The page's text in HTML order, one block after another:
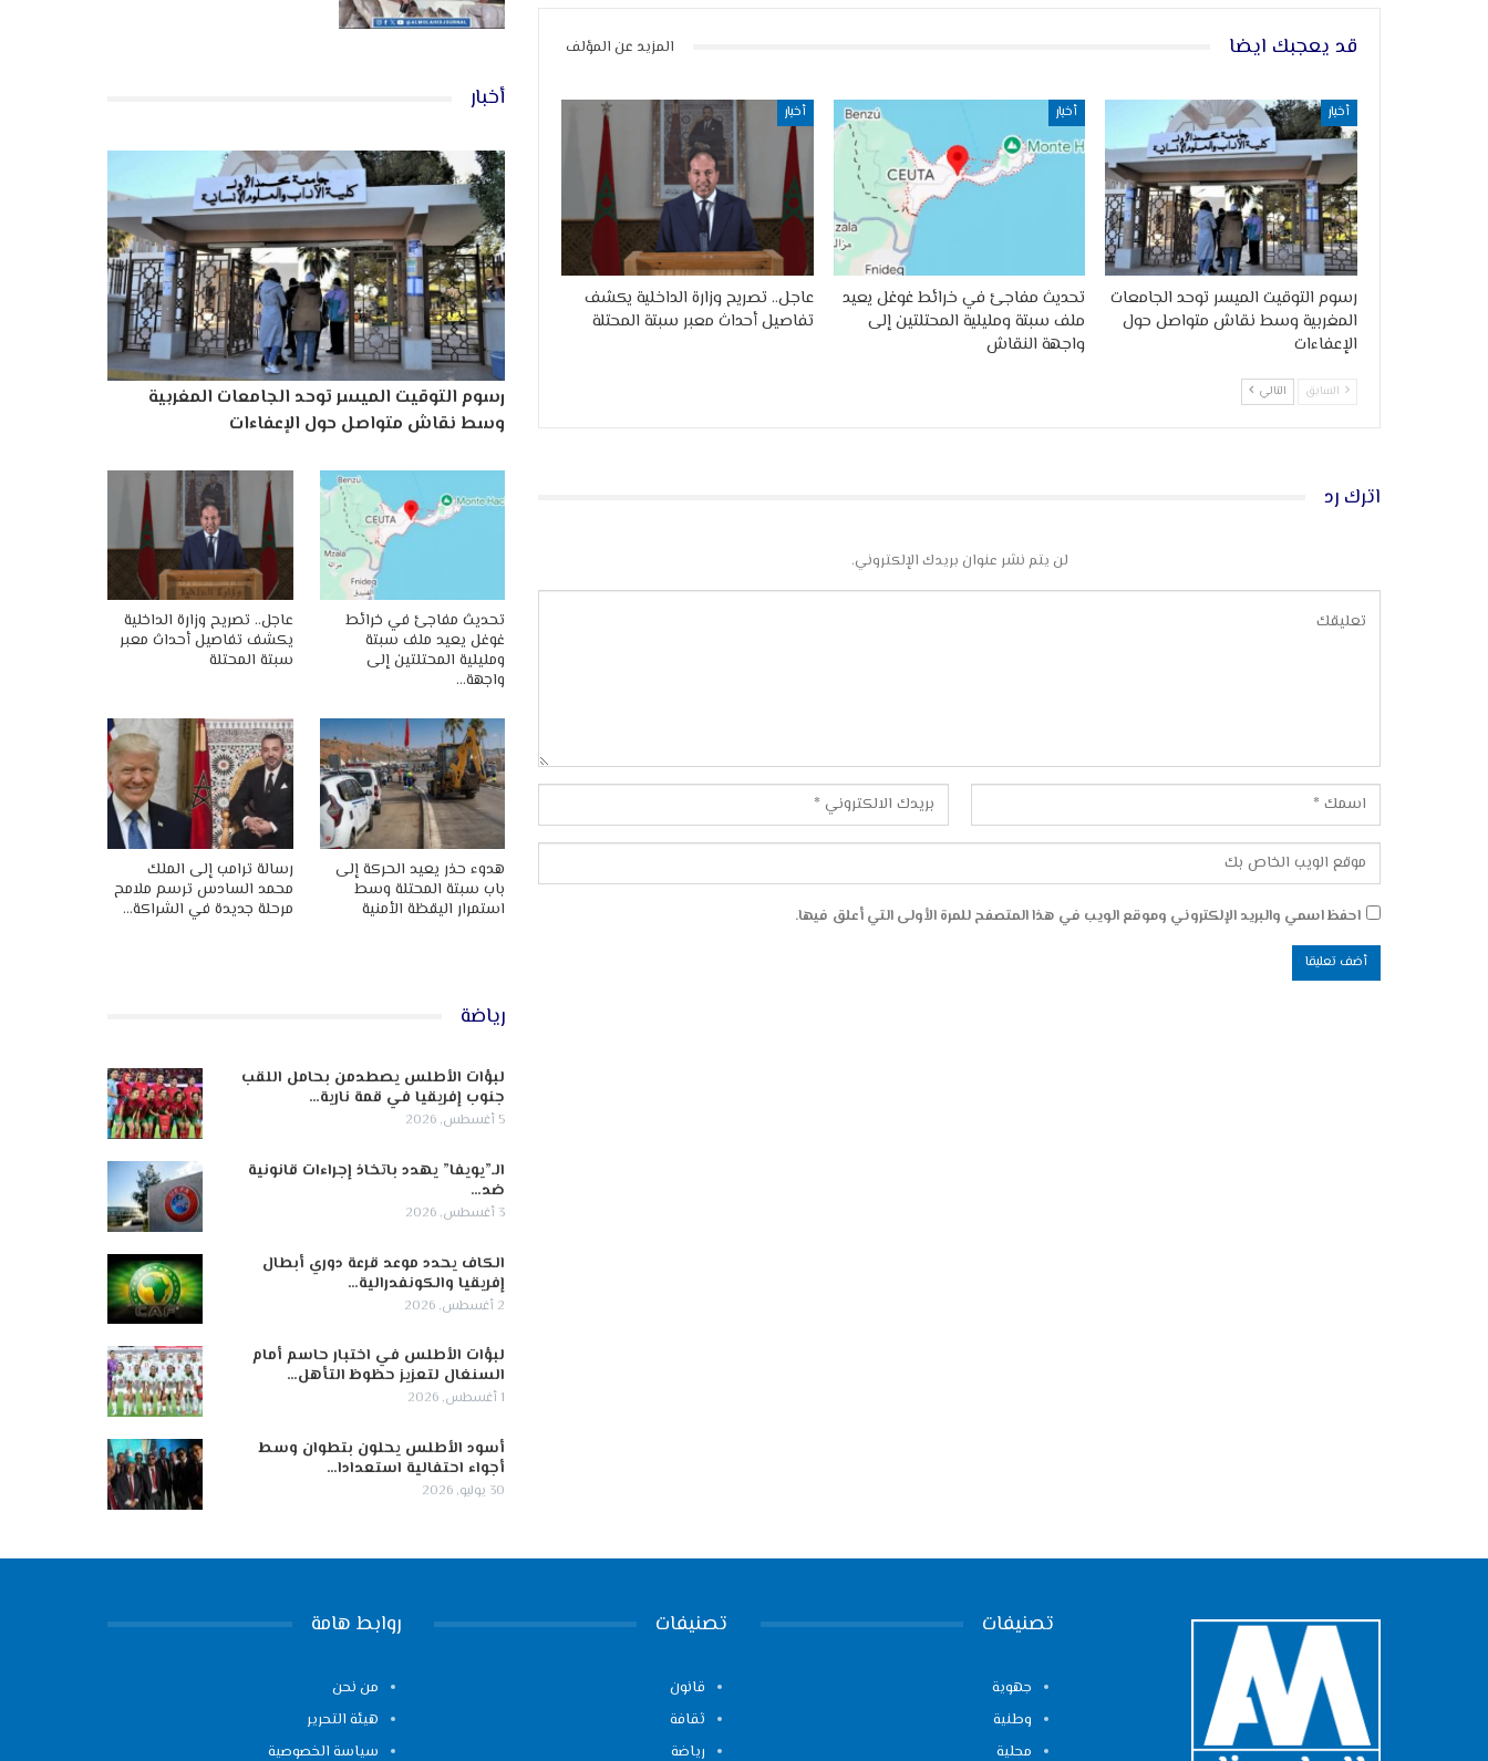
قد يعجبك ايضا المزيد عن المؤلف
أخبار
رسوم التوقيت الميسر توحد الجامعات
المغربية وسط نقاش متواصل حول
الإعفاءات
أخبار
تحديث مفاجئ في خرائط غوغل يعيد
ملف سبتة ومليلية المحتلتين إلى
واجهة النقاش
أخبار
عاجل.. تصريح وزارة الداخلية يكشف
تفاصيل أحداث معبر سبتة المحتلة
السابق التالي
اترك رد
لن يتم نشر عنوان بريدك الإلكتروني.
احفظ اسمي والبريد الإلكتروني وموقع الويب في هذا المتصفح للمرة الأولى التي أعلق فيها.
أخبار
رسوم التوقيت الميسر توحد الجامعات المغربية
وسط نقاش متواصل حول الإعفاءات
تحديث مفاجئ في خرائط
غوغل يعيد ملف سبتة
ومليلية المحتلتين إلى
واجهة…
عاجل.. تصريح وزارة الداخلية
يكشف تفاصيل أحداث معبر
سبتة المحتلة
هدوء حذر يعيد الحركة إلى
باب سبتة المحتلة وسط
استمرار اليقظة الأمنية
رسالة ترامب إلى الملك
محمد السادس ترسم ملامح
مرحلة جديدة في الشراكة…
رياضة
لبؤات الأطلس يصطدمن بحامل اللقب
جنوب إفريقيا في قمة نارية…
5 أغسطس, 2026
الـ”يويفا” يهدد باتخاذ إجراءات قانونية
ضد…
3 أغسطس, 2026
الكاف يحدد موعد قرعة دوري أبطال
إفريقيا والكونفدرالية…
2 أغسطس, 2026
لبؤات الأطلس في اختبار حاسم أمام
السنغال لتعزيز حظوظ التأهل…
1 أغسطس, 2026
أسود الأطلس يحلون بتطوان وسط
أجواء احتفالية استعدادا…
30 يوليو, 2026
تصنيفات
جهوية
وطنية
محلية
تصنيفات
قانون
ثقافة
رياضة
روابط هامة
من نحن
هيئة التحرير
سياسة الخصوصية